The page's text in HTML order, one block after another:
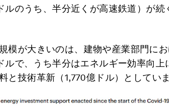
ルのうち、半分近くが高速鉄道）が
模が大きいのは、建物や産業部門に
ルで、うち半分はエネルギー効率向上
と技術革新（1,770億ドル）としていま